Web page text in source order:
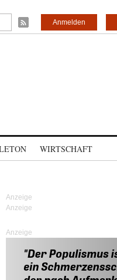
Anmelden
WIRTSCHAFT
Anzeige